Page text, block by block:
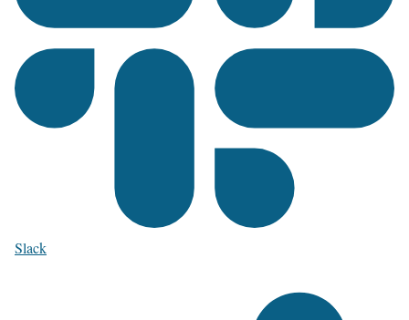
Slack